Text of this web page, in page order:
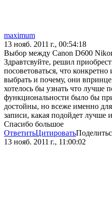
maximum
13 нояб. 2011 г., 00:54:18
Выбор между Canon D600
Здравтсвуйте, решил
посоветоваться, что
выбрать и почему, они
хотелось бы узнать что лучше
функциональности было бы
достойны, но всеже именно
записи, какая подойдет лучше
Спасибо большое
ОтветитьЦитировать
13 нояб. 2011 г., 11:00:02